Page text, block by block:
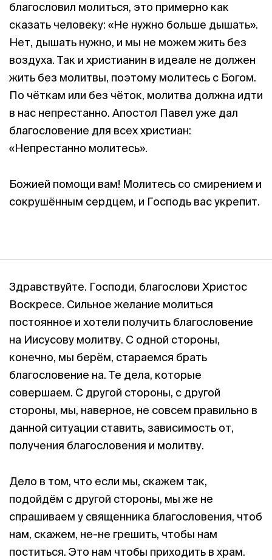
благословил молиться, это примерно как
сказать человеку: «Не нужно больше дышать».
Нет, дышать нужно, и мы не можем жить без
воздуха. Так и христианин в идеале не должен
жить без молитвы, поэтому молитесь с Богом.
По чёткам или без чёток, молитва должна идти
в нас непрестанно. Апостол Павел уже дал
благословение для всех христиан:
«Непрестанно молитесь».
Божией помощи вам! Молитесь со смирением и
сокрушённым сердцем, и Господь вас укрепит.
Здравствуйте. Господи, благослови Христос
Воскресе. Сильное желание молиться
постоянное и хотели получить благословение
на Иисусову молитву. С одной стороны,
конечно, мы берём, стараемся брать
благословение на. Те дела, которые
совершаем. С другой стороны, с другой
стороны, мы, наверное, не совсем правильно в
данной ситуации ставить, зависимость от,
получения благословения и молитву.
Дело в том, что если мы, скажем так,
подойдём с другой стороны, мы же не
спрашиваем у священника благословения, чтоб
нам, скажем, не-не грешить, чтобы нам
поститься. Это нам чтобы приходить в храм.